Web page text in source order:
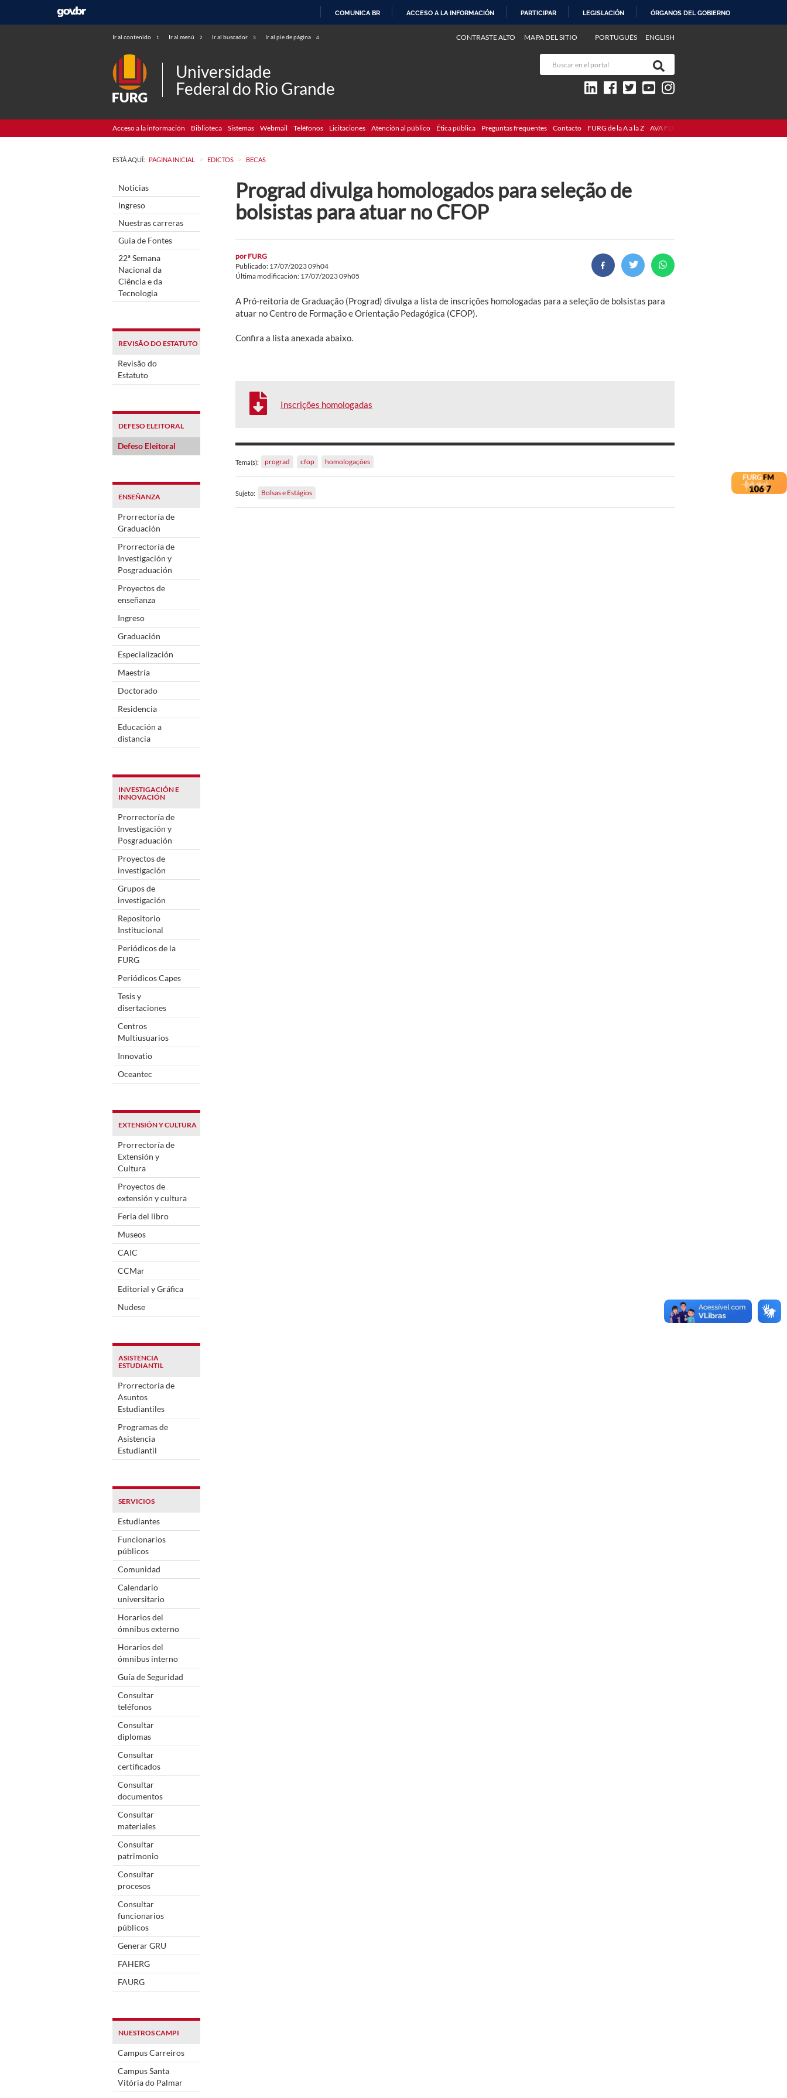
COMUNICA BR ACCESO A LA INFORMACIÓN PARTICIPAR LEGISLACIÓN ÓRGANOS DEL GOBIERNO
Ir al contenido 1 Ir al menú 2 Ir al buscador 3 Ir al pie de página 4 PORTUGUÊS ENGLISH
CONTRASTE ALTO MAPA DEL SITIO
Universidade
Federal do Rio Grande
Acceso a la información Biblioteca Sistemas Webmail Teléfonos Licitaciones Atención al público Ética pública Preguntas frequentes Contacto FURG de la A a la Z AVA FURG
ESTÁ AQUÍ: PAGINA INICIAL > EDICTOS > BECAS
Noticias
Ingreso
Nuestras carreras
Guia de Fontes
22ª Semana
Nacional da
Ciência e da
Tecnologia
REVISÃO DO ESTATUTO
Revisão do
Estatuto
DEFESO ELEITORAL
Defeso Eleitoral
ENSEÑANZA
Prorrectoría de
Graduación
Prorrectoría de
Investigación y
Posgraduación
Proyectos de
enseñanza
Ingreso
Graduación
Especialización
Maestría
Doctorado
Residencia
Educación a
distancia
INVESTIGACIÓN E
INNOVACIÓN
Prorrectoría de
Investigación y
Posgraduación
Proyectos de
investigación
Grupos de
investigación
Repositorio
Institucional
Periódicos de la
FURG
Periódicos Capes
Tesis y
disertaciones
Centros
Multiusuarios
Innovatio
Oceantec
EXTENSIÓN Y CULTURA
Prorrectoría de
Extensión y
Cultura
Proyectos de
extensión y cultura
Feria del libro
Museos
CAIC
CCMar
Editorial y Gráfica
Nudese
ASISTENCIA
ESTUDIANTIL
Prorrectoría de
Asuntos
Estudiantiles
Programas de
Asistencia
Estudiantil
SERVICIOS
Estudiantes
Funcionarios
públicos
Comunidad
Calendario
universitario
Horarios del
ómnibus externo
Horarios del
ómnibus interno
Guía de Seguridad
Consultar
teléfonos
Consultar
diplomas
Consultar
certificados
Consultar
documentos
Consultar
materiales
Consultar
patrimonio
Consultar
procesos
Consultar
funcionarios
públicos
Generar GRU
FAHERG
FAURG
NUESTROS CAMPI
Campus Carreiros
Campus Santa
Vitória do Palmar
Prograd divulga homologados para seleção de
bolsistas para atuar no CFOP
por FURG
Publicado: 17/07/2023 09h04
Última modificación: 17/07/2023 09h05
A Pró-reitoria de Graduação (Prograd) divulga a lista de inscrições homologadas para a seleção de bolsistas para
atuar no Centro de Formação e Orientação Pedagógica (CFOP).
Confira a lista anexada abaixo.
Inscrições homologadas
Tema(s): prograd cfop homologações
Sujeto: Bolsas e Estágios